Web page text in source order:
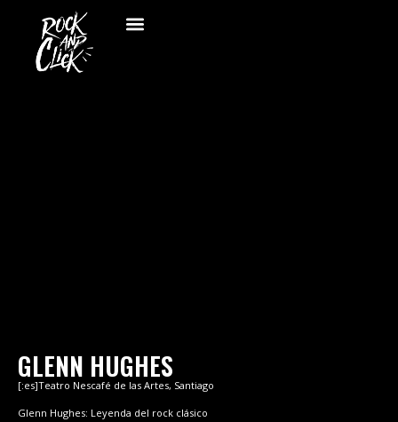
GLENN HUGHES
[:es]Teatro Nescafé de las Artes, Santiago
Glenn Hughes: Leyenda del rock clásico